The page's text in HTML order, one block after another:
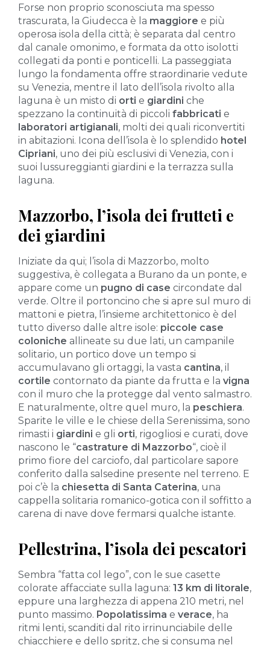
Forse non proprio sconosciuta ma spesso
trascurata, la Giudecca è la maggiore e più
operosa isola della città; è separata dal centro
dal canale omonimo, e formata da otto isolotti
collegati da ponti e ponticelli. La passeggiata
lungo la fondamenta offre straordinarie vedute
su Venezia, mentre il lato dell’isola rivolto alla
laguna è un misto di orti e giardini che
spezzano la continuità di piccoli fabbricati e
laboratori artigianali, molti dei quali riconvertiti
in abitazioni. Icona dell’isola è lo splendido hotel
Cipriani, uno dei più esclusivi di Venezia, con i
suoi lussureggianti giardini e la terrazza sulla
laguna.
Mazzorbo, l’isola dei frutteti e
dei giardini
Iniziate da qui; l’isola di Mazzorbo, molto
suggestiva, è collegata a Burano da un ponte, e
appare come un pugno di case circondate dal
verde. Oltre il portoncino che si apre sul muro di
mattoni e pietra, l’insieme architettonico è del
tutto diverso dalle altre isole: piccole case
coloniche allineate su due lati, un campanile
solitario, un portico dove un tempo si
accumulavano gli ortaggi, la vasta cantina, il
cortile contornato da piante da frutta e la vigna
con il muro che la protegge dal vento salmastro.
E naturalmente, oltre quel muro, la peschiera.
Sparite le ville e le chiese della Serenissima, sono
rimasti i giardini e gli orti, rigogliosi e curati, dove
nascono le “castrature di Mazzorbo“, cioè il
primo fiore del carciofo, dal particolare sapore
conferito dalla salsedine presente nel terreno. E
poi c’è la chiesetta di Santa Caterina, una
cappella solitaria romanico-gotica con il soffitto a
carena di nave dove fermarsi qualche istante.
Pellestrina, l’isola dei pescatori
Sembra “fatta col lego”, con le sue casette
colorate affacciate sulla laguna: 13 km di litorale,
eppure una larghezza di appena 210 metri, nel
punto massimo. Popolatissima e verace, ha
ritmi lenti, scanditi dal rito irrinunciabile delle
chiacchiere e dello spritz, che si consuma nel